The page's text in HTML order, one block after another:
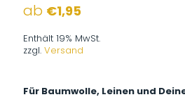
ab €1,95
Enthält 19% MwSt.
zzgl. Versand
Für Baumwolle, Leinen und